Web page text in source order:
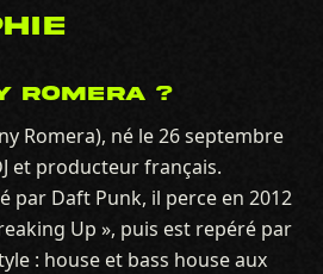
ROMERA ?
Romera), né le 26 septembre
et producteur français.
par Daft Punk, il perce en 2012
Up », puis est repéré par
: house et bass house aux